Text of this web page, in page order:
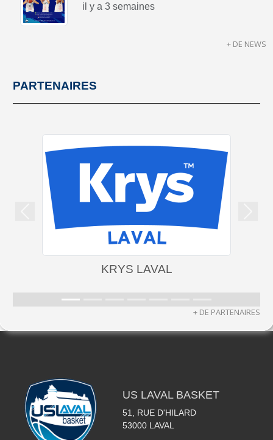
il y a 3 semaines
+ DE NEWS
PARTENAIRES
KRYS LAVAL
Précedent
+ DE PARTENAIRES
US LAVAL BASKET
51, RUE D'HILARD
53000 LAVAL